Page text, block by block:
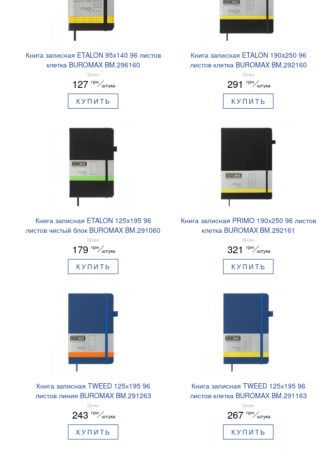
Книга записная ETALON 95x140 96 листов
клетка BUROMAX BM.296160
Цена
127 грн
штука
КУПИТЬ
Книга записная ETALON 190x250 96
листов клетка BUROMAX BM.292160
Цена
291 грн
штука
КУПИТЬ
Книга записная ETALON 125x195 96
листов чистый блок BUROMAX BM.291060
Цена
179 грн
штука
КУПИТЬ
Книга записная PRIMO 190х250 96 листов
клетка BUROMAX BM.292161
Цена
321 грн
штука
КУПИТЬ
Книга записная TWEED 125х195 96
листов линия BUROMAX BM.291263
Цена
243 грн
штука
КУПИТЬ
Книга записная TWEED 125х195 96
листов клетка BUROMAX BM.291163
Цена
267 грн
штука
КУПИТЬ